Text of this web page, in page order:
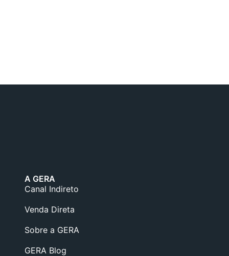
A GERA
Canal Indireto
Venda Direta
Sobre a GERA
GERA Blog